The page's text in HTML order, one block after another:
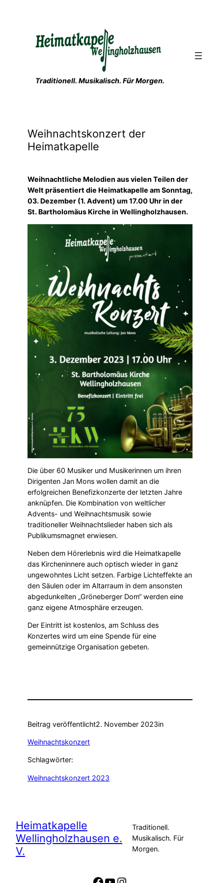
Traditionell. Musikalisch. Für Morgen.
Weihnachtskonzert der
Heimatkapelle
Weihnachtliche Melodien aus vielen Teilen der
Welt präsentiert die Heimatkapelle am Sonntag,
03. Dezember (1. Advent) um 17.00 Uhr in der
St. Bartholomäus Kirche in Wellingholzhausen.
Die über 60 Musiker und Musikerinnen um ihren
Dirigenten Jan Mons wollen damit an die
erfolgreichen Benefizkonzerte der letzten Jahre
anknüpfen. Die Kombination von weltlicher
Advents- und Weihnachtsmusik sowie
traditioneller Weihnachtslieder haben sich als
Publikumsmagnet erwiesen.
Neben dem Hörerlebnis wird die Heimatkapelle
das Kircheninnere auch optisch wieder in ganz
ungewohntes Licht setzen. Farbige Lichteffekte an
den Säulen oder im Altarraum in dem ansonsten
abgedunkelten „Gröneberger Dom“ werden eine
ganz eigene Atmosphäre erzeugen.
Der Eintritt ist kostenlos, am Schluss des
Konzertes wird um eine Spende für eine
gemeinnützige Organisation gebeten.
Beitrag veröffentlicht2. November 2023in
Weihnachtskonzert
Schlagwörter:
Weihnachtskonzert 2023
Heimatkapelle
Wellingholzhausen e.
V.
Traditionell.
Musikalisch. Für
Morgen.